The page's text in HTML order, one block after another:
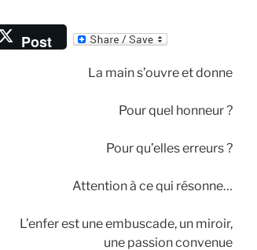
Post
La main s’ouvre et donne
Pour quel honneur ?
Pour qu’elles erreurs ?
Attention à ce qui résonne…
L’enfer est une embuscade, un miroir,
une passion convenue